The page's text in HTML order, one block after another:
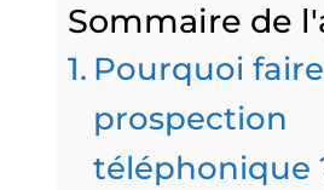
Sommaire de
Pourquoi
prospection
téléphonique